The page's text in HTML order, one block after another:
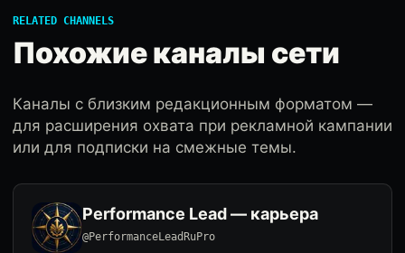
RELATED CHANNELS
Похожие каналы сети
Каналы с близким редакционным форматом —
для расширения охвата при рекламной кампании
или для подписки на смежные темы.
Performance Lead — карьера
@PerformanceLeadRuPro